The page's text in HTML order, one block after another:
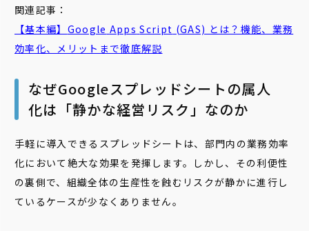
関連記事：
【基本編】 Google Apps Script (GAS) とは？機能、業務
効率化、メリットまで徹底解説
なぜGoogleスプレッドシートの属人
化は「静かな経営リスク」なのか
手軽に導入できるスプレッドシートは、部門内の業務効率
化において絶大な効果を発揮します。しかし、その利便性
の裏側で、組織全体の生産性を蝕むリスクが静かに進行し
ているケースが少なくありません。